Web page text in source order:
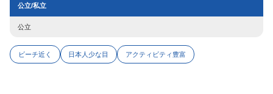
公立/私立
公立
ビーチ近く 日本人少な目 アクティビティ豊富